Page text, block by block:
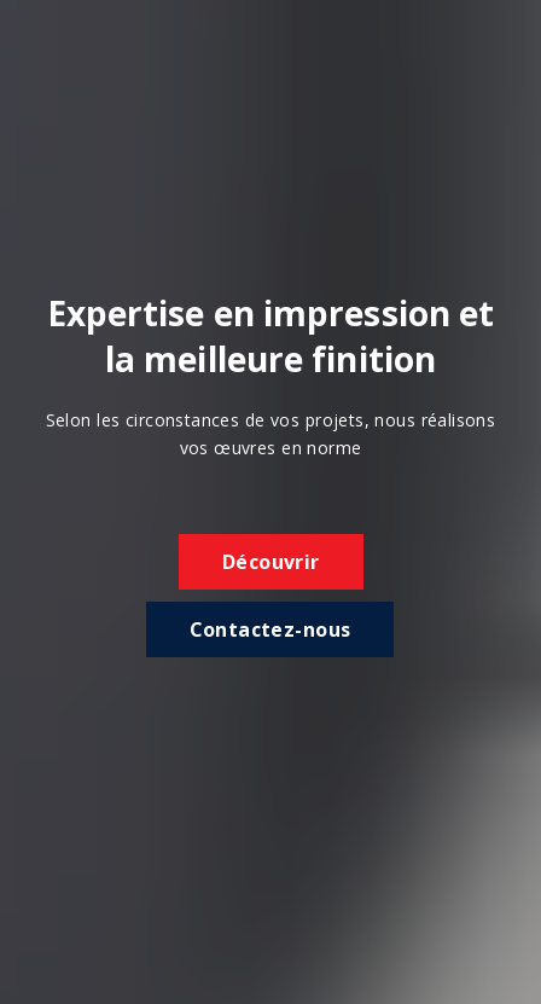
Expertise en impression et
la meilleure finition
Selon les circonstances de vos projets, nous réalisons
vos œuvres en norme
Découvrir
Contactez-nous